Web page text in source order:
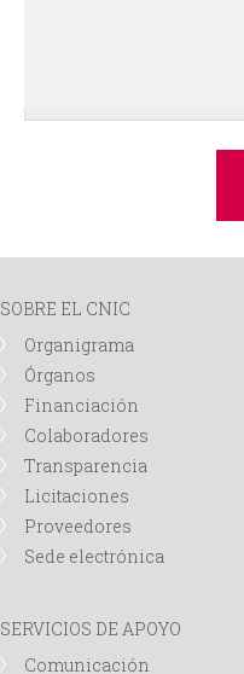
SOBRE EL CNIC
Organigrama
Órganos
Financiación
Colaboradores
Transparencia
Licitaciones
Proveedores
Sede electrónica
SERVICIOS DE APOYO
Comunicación